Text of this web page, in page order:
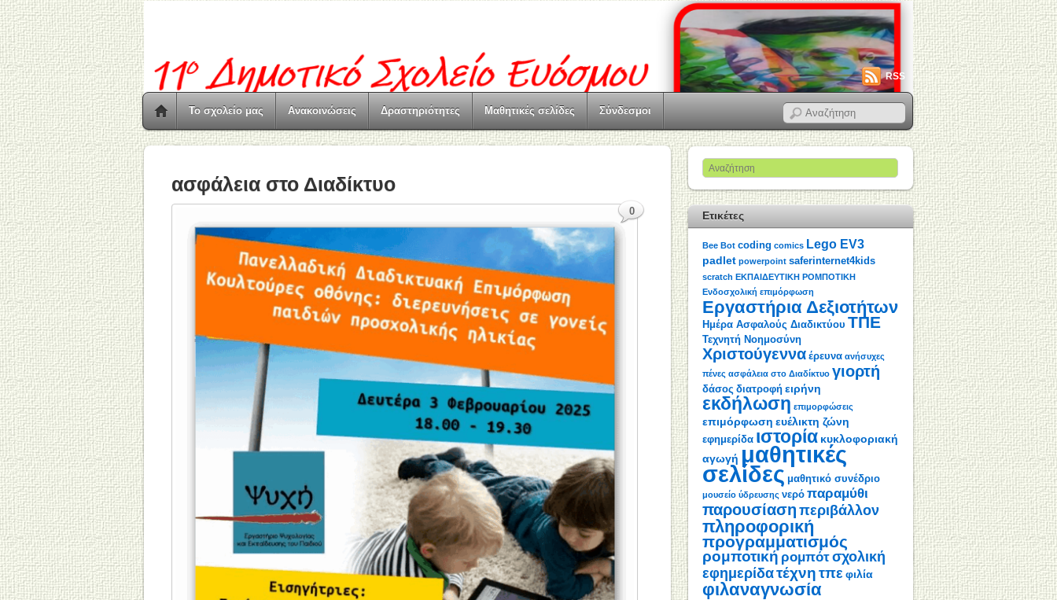
RSS
Το σχολείο μας Ανακοινώσεις Δραστηριότητες Μαθητικές σελίδες Σύνδεσμοι
ασφάλεια στο Διαδίκτυο
0 Ετικέτες
Bee Bot coding comics Lego EV3
padlet powerpoint saferinternet4kids
scratch ΕΚΠΑΙΔΕΥΤΙΚΗ ΡΟΜΠΟΤΙΚΗ
Ενδοσχολική επιμόρφωση
Εργαστήρια Δεξιοτήτων
Ημέρα Ασφαλούς Διαδικτύου ΤΠΕ
Τεχνητή Νοημοσύνη
Χριστούγεννα έρευνα ανήσυχες
πένες ασφάλεια στο Διαδίκτυο γιορτή
δάσος διατροφή ειρήνη
εκδήλωση επιμορφώσεις
επιμόρφωση ευέλικτη ζώνη
εφημερίδα ιστορία κυκλοφοριακή
αγωγή μαθητικές
σελίδες μαθητικό συνέδριο
μουσείο ύδρευσης νερό παραμύθι
παρουσίαση περιβάλλον
πληροφορική
προγραμματισμός
ρομποτική ρομπότσχολική
εφημερίδατέχνη τπε φιλία
φιλαναγνωσία